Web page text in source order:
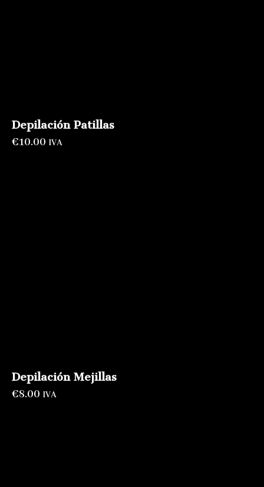
Depilación Patillas
€10.00 IVA
Depilación Mejillas
€8.00 IVA